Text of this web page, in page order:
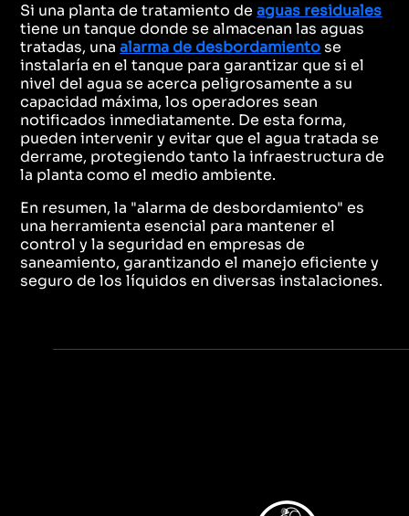
Si una planta de tratamiento deaguas residuales
tiene un tanque donde se almacenan las aguas
tratadas, unaalarma de desbordamientose
instalaría en el tanque para garantizar que si el
nivel del agua se acerca peligrosamente a su
capacidad máxima, los operadores sean
notificados inmediatamente. De esta forma,
pueden intervenir y evitar que el agua tratada se
derrame, protegiendo tanto la infraestructura de
la planta como el medio ambiente.
En resumen, la "alarma de desbordamiento" es
una herramienta esencial para mantener el
control y la seguridad en empresas de
saneamiento, garantizando el manejo eficiente y
seguro de los líquidos en diversas instalaciones.